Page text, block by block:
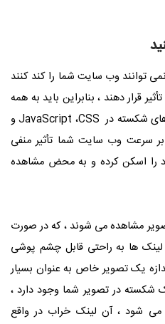
توانند وب سایت شما را کند کنند
قرار دهند ، بنابراین باید به همه
شکسته در CSS، JavaScriptو
سرعت وب سایت شما تأثیر منفی
را اسکن کرده و به محض مشاهده
مشاهده می شوند ، که در صورت
ها به راحتی قابل چشم پوشی
یک تصویر خاص به عنوان بسیار
در تصویر شما وجود دارد ،
شود ، آن لینک خراب در واقع